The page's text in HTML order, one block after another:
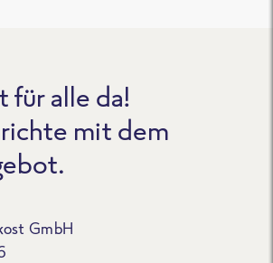
für alle da!
mit dem
GmbH